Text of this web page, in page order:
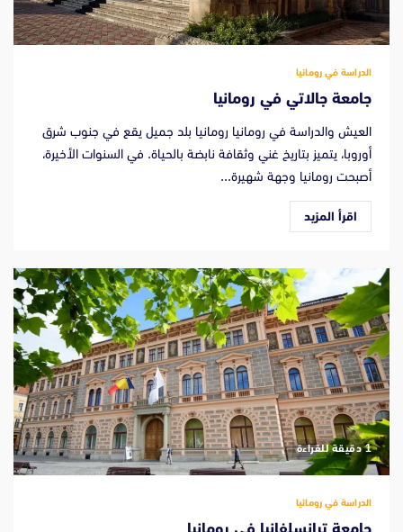
الدراسة في رومانيا
جامعة جالاتي في رومانيا
العيش والدراسة في رومانيا رومانيا بلد جميل يقع في جنوب شرق
أوروبا، يتميز بتاريخ غني وثقافة نابضة بالحياة. في السنوات الأخيرة،
أصبحت رومانيا وجهة شهيرة...
اقرأ المزيد
‫1 دقيقة للقراءة
الدراسة في رومانيا